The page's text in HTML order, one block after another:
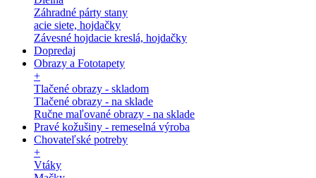
Záhradné párty stany
acie siete, hojdačky
Závesné hojdacie kreslá, hojdačky
Dopredaj
Obrazy a Fototapety
+
Tlačené obrazy - skladom
Tlačené obrazy - na sklade
Ručne maľované obrazy - na sklade
Pravé kožušiny - remeselná výroba
Chovateľské potreby
+
Vtáky